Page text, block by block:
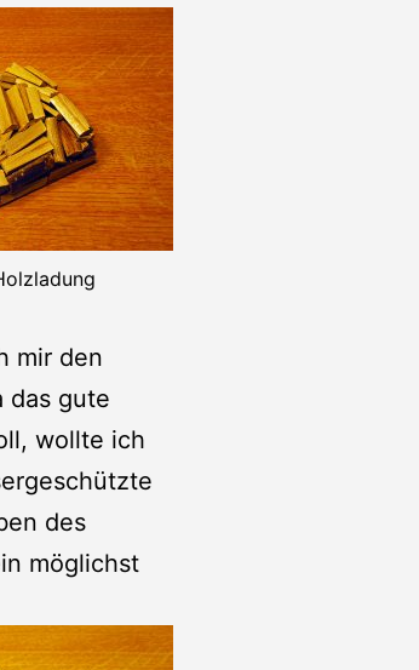
mir den
das gute
wollte ich
des
möglichst